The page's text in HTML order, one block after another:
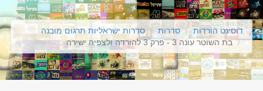
דוסינט הורדות סדרות
סדרות ישראליות תרגום מובנה
בת השוטר עונה 3 - פרק 3 להורדה ולצפיה ישירה